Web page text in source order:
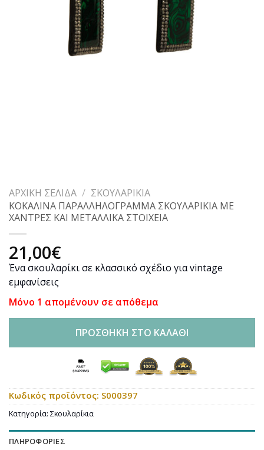
ΑΡΧΙΚΉ ΣΕΛΊΔΑ / ΣΚΟΥΛΑΡΊΚΙΑ
ΚΟΚΑΛΙΝΑ ΠΑΡΑΛΛΗΛΟΓΡΑΜΜΑ ΣΚΟΥΛΑΡΙΚΙΑ ΜΕ
ΧΑΝΤΡΕΣ ΚΑΙ ΜΕΤΑΛΛΙΚΑ ΣΤΟΙΧΕΙΑ
21,00€
Ένα σκουλαρίκι σε κλασσικό σχέδιο για vintage
εμφανίσεις
Μόνο 1 απομένουν σε απόθεμα
ΠΡΟΣΘΉΚΗ ΣΤΟ ΚΑΛΆΘΙ
Κωδικός προϊόντος: S000397
Κατηγορία: Σκουλαρίκια
ΠΛΗΡΟΦΟΡΊΕΣ